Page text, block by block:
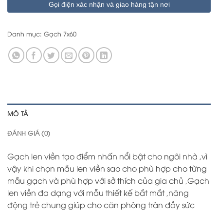
Gọi điện xác nhận và giao hàng tận nơi
Danh mục: Gạch 7x60
MÔ TẢ
ĐÁNH GIÁ (0)
Gạch len viền tạo điểm nhấn nổi bật cho ngôi nhà ,vì
vậy khi chọn mẫu len viền sao cho phù hợp cho từng
mẫu gạch và phù hợp với sở thích của gia chủ ,Gạch
len viền đa dạng với mẫu thiết kế bắt mắt ,năng
động trẻ chung giúp cho căn phòng tràn đầy sức